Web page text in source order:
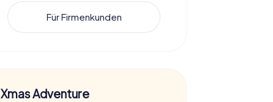
Für Firmenkunden
Xmas Adventure